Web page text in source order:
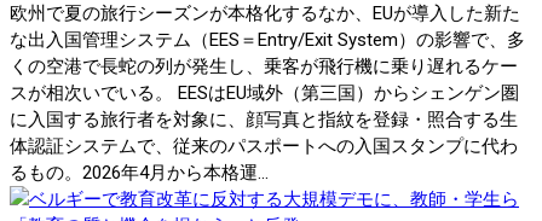
欧州で夏の旅行シーズンが本格化するなか、EUが導入した新た
な出入国管理システム（EES＝Entry/Exit System）の影響で、多
くの空港で長蛇の列が発生し、乗客が飛行機に乗り遅れるケー
スが相次いでいる。 EESはEU域外（第三国）からシェンゲン圏
に入国する旅行者を対象に、顔写真と指紋を登録・照合する生
体認証システムで、従来のパスポートへの入国スタンプに代わ
るもの。2026年4月から本格運...